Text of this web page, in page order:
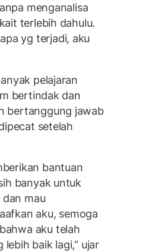
menganalisa
terlebih dahulu.
yg terjadi, aku
pelajaran
bertindak dan
bertanggung jawab
setelah
bantuan
banyak untuk
mau
aku, semoga
aku telah
baik lagi,” ujar